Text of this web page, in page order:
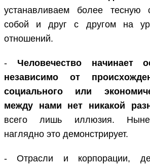
устанавливаем более тесную
собой и друг с другом на
отношений.
- Человечество начинает
независимо от
социального или
между нами нет никакой
всего лишь иллюзия.
наглядно это демонстрирует.
- Отрасли и корпорации,